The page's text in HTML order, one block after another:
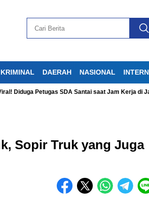
DAERAH NASIONAL
Petugas SDA Santai saat Jam Kerja di Jakpus,
Sopir Truk yang Juga